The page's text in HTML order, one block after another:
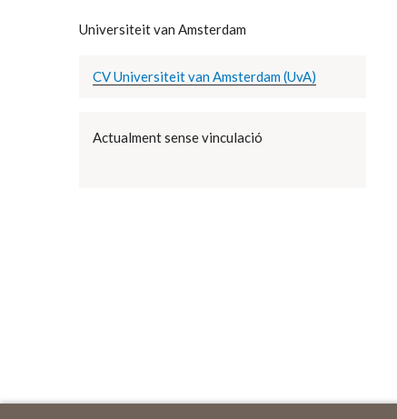
Universiteit van Amsterdam
CV Universiteit van Amsterdam (UvA)
Actualment sense vinculació